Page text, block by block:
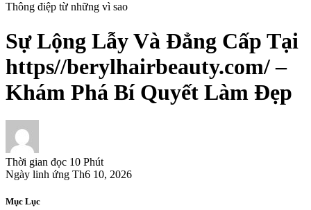
Thông điệp từ những vì sao
Sự Lộng Lẫy Và Đẳng Cấp Tại
https//berylhairbeauty.com/ –
Khám Phá Bí Quyết Làm Đẹp
Thời gian đọc 10 Phút
Ngày linh ứng Th6 10, 2026
Mục Lục